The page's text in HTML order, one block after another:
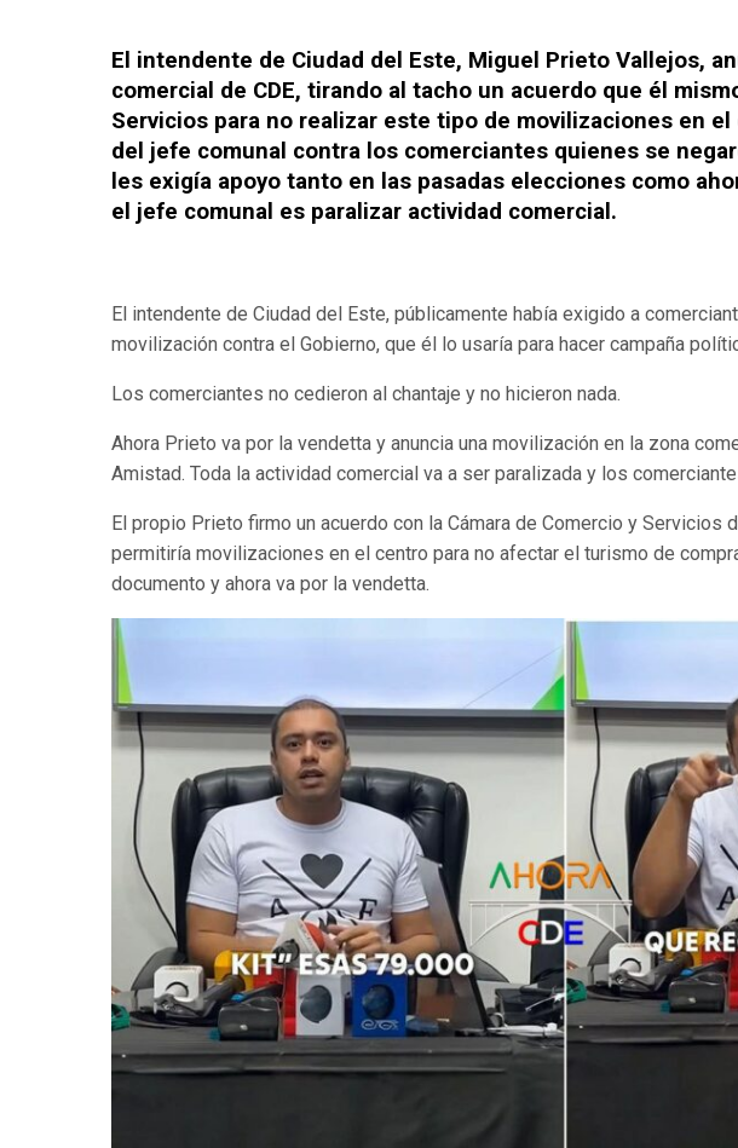
El intendente de Ciudad del Este, Miguel Prieto Vallejos,
comercial de CDE, tirando al tacho un acuerdo que él
Servicios para no realizar este tipo de movilizaciones en
del jefe comunal contra los comerciantes quienes se
les exigía apoyo tanto en las pasadas elecciones como
el jefe comunal es paralizar actividad comercial.
El intendente de Ciudad del Este, públicamente había exigido a
movilización contra el Gobierno, que él lo usaría para hacer campaña
Los comerciantes no cedieron al chantaje y no hicieron nada.
Ahora Prieto va por la vendetta y anuncia una movilización en la zona
Amistad. Toda la actividad comercial va a ser paralizada y los
El propio Prieto firmo un acuerdo con la Cámara de Comercio y Servicios
permitiría movilizaciones en el centro para no afectar el turismo de
documento y ahora va por la vendetta.